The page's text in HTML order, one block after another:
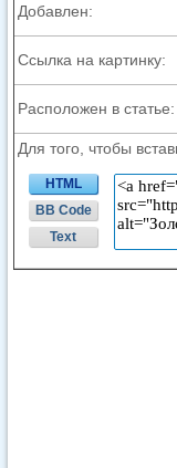
Добавлен:
Ссылка на картинку:
Расположен в статье:
Для того, чтобы
HTML
BB Code
Text